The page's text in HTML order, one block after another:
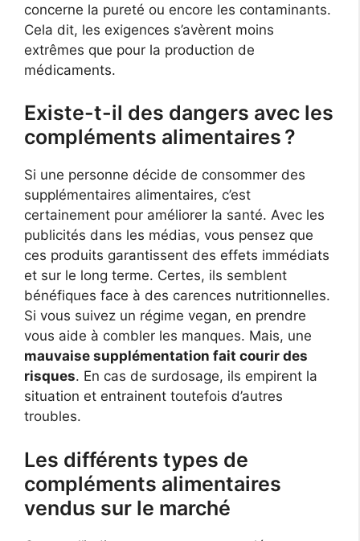
concerne la pureté ou encore les contaminants.
Cela dit, les exigences s’avèrent moins
extrêmes que pour la production de
médicaments.
Existe-t-il des dangers avec les
compléments alimentaires ?
Si une personne décide de consommer des
supplémentaires alimentaires, c’est
certainement pour améliorer la santé. Avec les
publicités dans les médias, vous pensez que
ces produits garantissent des effets immédiats
et sur le long terme. Certes, ils semblent
bénéfiques face à des carences nutritionnelles.
Si vous suivez un régime vegan, en prendre
vous aide à combler les manques. Mais, une
mauvaise supplémentation fait courir des
risques. En cas de surdosage, ils empirent la
situation et entrainent toutefois d’autres
troubles.
Les différents types de
compléments alimentaires
vendus sur le marché